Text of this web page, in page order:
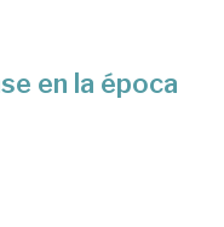
en la época